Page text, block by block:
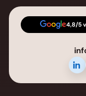
4,8/5